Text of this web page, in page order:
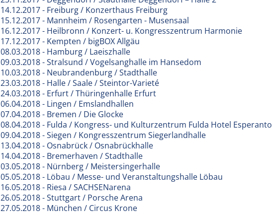
14.12.2017 - Freiburg / Konzerthaus Freiburg
15.12.2017 - Mannheim / Rosengarten - Musensaal
16.12.2017 - Heilbronn / Konzert- u. Kongresszentrum Harmonie
17.12.2017 - Kempten / bigBOX Allgäu
08.03.2018 - Hamburg / Laeiszhalle
09.03.2018 - Stralsund / Vogelsanghalle im Hansedom
10.03.2018 - Neubrandenburg / Stadthalle
23.03.2018 - Halle / Saale / Steintor-Varieté
24.03.2018 - Erfurt / Thüringenhalle Erfurt
06.04.2018 - Lingen / Emslandhallen
07.04.2018 - Bremen / Die Glocke
08.04.2018 - Fulda / Kongress- und Kulturzentrum Fulda Hotel Esperanto
09.04.2018 - Siegen / Kongresszentrum Siegerlandhalle
13.04.2018 - Osnabrück / Osnabrückhalle
14.04.2018 - Bremerhaven / Stadthalle
03.05.2018 - Nürnberg / Meistersingerhalle
05.05.2018 - Löbau / Messe- und Veranstaltungshalle Löbau
16.05.2018 - Riesa / SACHSENarena
26.05.2018 - Stuttgart / Porsche Arena
27.05.2018 - München / Circus Krone